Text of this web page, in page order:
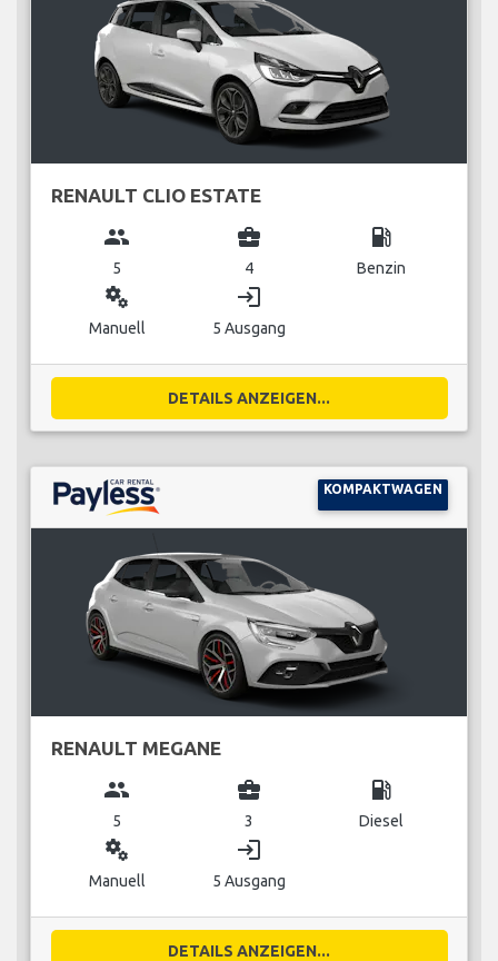
RENAULT CLIO ESTATE
group
5
business_center
4
local_gas_station
Benzin
miscellaneous_services
Manuell
login
5 Ausgang
DETAILS ANZEIGEN...
KOMPAKTWAGEN
RENAULT MEGANE
group
5
business_center
3
local_gas_station
Diesel
miscellaneous_services
Manuell
login
5 Ausgang
DETAILS ANZEIGEN...